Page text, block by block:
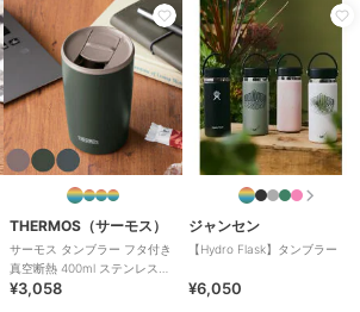
THERMOS（サーモス）
サーモス タンブラー フタ付き
真空断熱 400ml ステンレス
JDP-401
¥3,058
ジャンセン
【Hydro Flask】タンブラー
¥6,050